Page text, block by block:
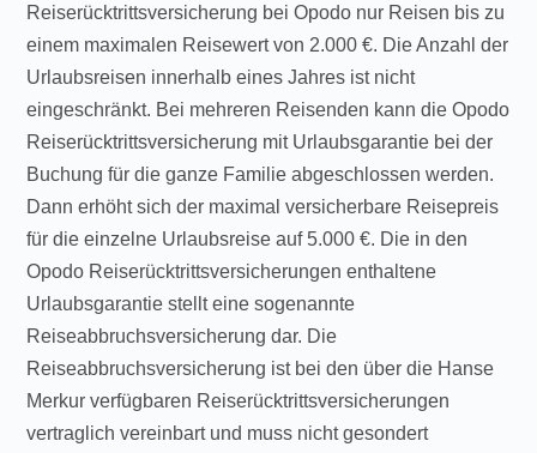
Reiserücktrittsversicherung bei Opodo nur Reisen bis zu
einem maximalen Reisewert von 2.000 €. Die Anzahl der
Urlaubsreisen innerhalb eines Jahres ist nicht
eingeschränkt. Bei mehreren Reisenden kann die Opodo
Reiserücktrittsversicherung mit Urlaubsgarantie bei der
Buchung für die ganze Familie abgeschlossen werden.
Dann erhöht sich der maximal versicherbare Reisepreis
für die einzelne Urlaubsreise auf 5.000 €. Die in den
Opodo Reiserücktrittsversicherungen enthaltene
Urlaubsgarantie stellt eine sogenannte
Reiseabbruchsversicherung dar. Die
Reiseabbruchsversicherung ist bei den über die Hanse
Merkur verfügbaren Reiserücktrittsversicherungen
vertraglich vereinbart und muss nicht gesondert